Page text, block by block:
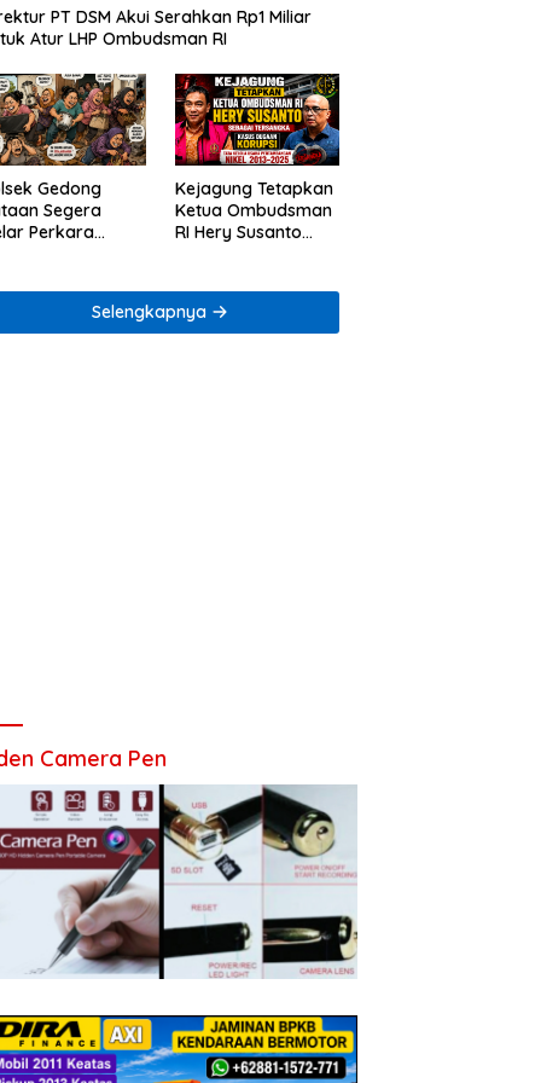
PT DSM Akui Serahkan Rp1 Miliar
Atur LHP Ombudsman RI
Gedong
Segera
Perkara
Lumbirejo
Kejagung Tetapkan
Ketua Ombudsman
RI Hery Susanto
Tata Kelola
Tambang Nikel
Selengkapnya
Camera Pen